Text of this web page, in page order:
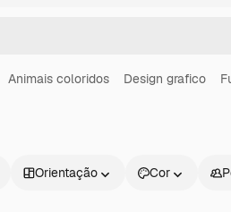
Animais coloridos Design grafico
Orientação Cor